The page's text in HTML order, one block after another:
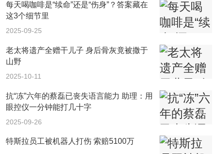
每天喝咖啡是“续命”还是“伤身”？答案藏在
这3个细节里
2025-09-25
老太将遗产全赠干儿子 身后骨灰竟被撒于
山野
2025-10-11
抗“冻”六年的蔡磊已丧失语言能力 助理：用
眼控仪一分钟能打几十字
2025-09-26
特斯拉员工被机器人打伤 索赔5100万